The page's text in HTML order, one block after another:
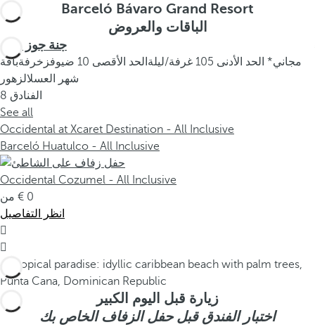
Barceló Bávaro Grand Resort
الباقات والعروض
جنة جوز الهند
مجاني* الحد الأدنى 105 غرفة/ليلة الحد الأقصى 10 ضيوف زخرفةباقة
شهر العسلالزهور
الفنادق 8
See all
Occidental at Xcaret Destination - All Inclusive
Barceló Huatulco - All Inclusive
Occidental Cozumel - All Inclusive
من
0
انظر التفاصيل


زيارة قبل اليوم الكبير
اختبار الفندق قبل حفل الزفاف الخاص بك